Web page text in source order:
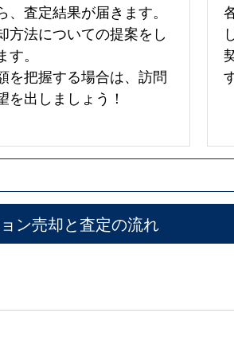
、査定結果が届きます。
方法についての提案をし
。
を把握する場合は、訪問
を出しましょう！
ン売却と査定の流れ